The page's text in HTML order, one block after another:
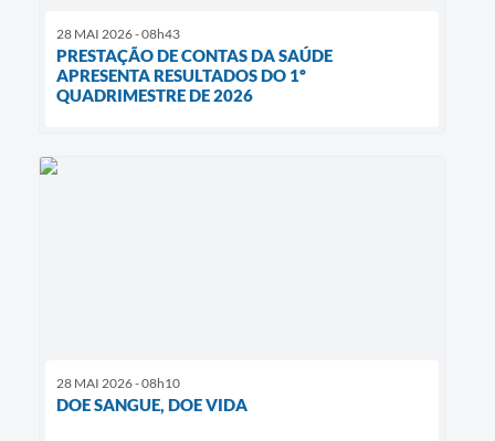
28 MAI 2026 - 08h43
PRESTAÇÃO DE CONTAS DA SAÚDE
APRESENTA RESULTADOS DO 1º
QUADRIMESTRE DE 2026
28 MAI 2026 - 08h10
DOE SANGUE, DOE VIDA